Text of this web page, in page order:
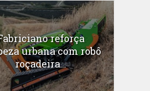
reforça
urbana com robô
roçadeira...